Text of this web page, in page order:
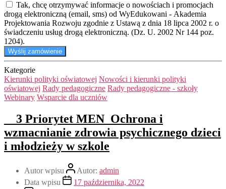
Tak, chcę otrzymywać informacje o nowościach i promocjach
drogą elektroniczną (email, sms) od WyEdukowani - Akademia
Projektowania Rozwoju zgodnie z Ustawą z dnia 18 lipca 2002 r. o
świadczeniu usług drogą elektroniczną. (Dz. U. 2002 Nr 144 poz.
1204).
Wyślij zamówienie
Kategorie
Kierunki polityki oświatowej Nowości i kierunki polityki
oświatowej Rady pedagogiczne Rady pedagogiczne - szkoły
Webinary Wsparcie dla uczniów
__3 Priorytet MEN_Ochrona i
wzmacnianie zdrowia psychicznego dzieci
i młodzieży w szkole
Autor wpisu Autor: admin
Data wpisu
17 października, 2022